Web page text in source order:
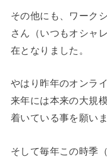
その他にも、ワーク
さん（いつもオシャ
在となりました。
やはり昨年のオンラ
来年には本来の大規
着いている事を願いま
そして毎年この時季